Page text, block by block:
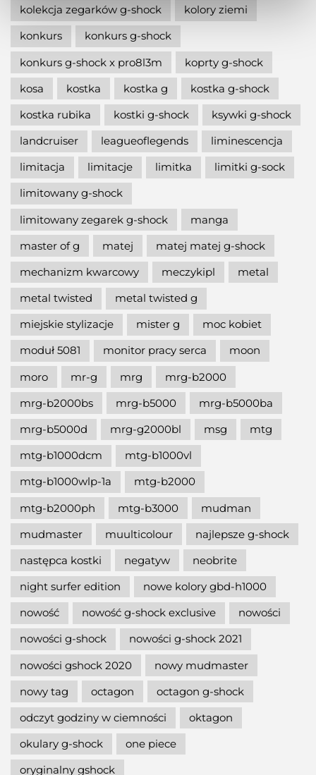
kolekcja zegarków g-shock
kolory ziemi
konkurs
konkurs g-shock
konkurs g-shock x pro8l3m
koprty g-shock
kosa
kostka kostka g
kostka g-shock
kostka rubika
kostki g-shock
ksywki g-shock
landcruiser
leagueoflegends
liminescencja
limitacja
limitacje limitka
limitki g-sock
limitowany g-shock
limitowany zegarek g-shock
manga
master of g
matej
matej matej g-shock
mechanizm kwarcowy
meczykipl
metal
metal twisted
metal twisted g
miejskie stylizacje
mister g
moc kobiet
moduł 5081
monitor pracy serca
moon
moro
mr-g mrg
mrg-b2000
mrg-b2000bs
mrg-b5000
mrg-b5000ba
mrg-b5000d
mrg-g2000bl msg
mtg
mtg-b1000dcm
mtg-b1000vl
mtg-b1000wlp-1a
mtg-b2000
mtg-b2000ph
mtg-b3000
mudman
mudmaster
muulticolour
najlepsze g-shock
następca kostki
negatyw
neobrite
night surfer edition
nowe kolory gbd-h1000
nowość
nowość g-shock exclusive
nowości
nowości g-shock
nowości g-shock 2021
nowości gshock 2020
nowy mudmaster
nowy tag
octagon
octagon g-shock
odczyt godziny w ciemności
oktagon
okulary g-shock
one piece
oryginalny gshock